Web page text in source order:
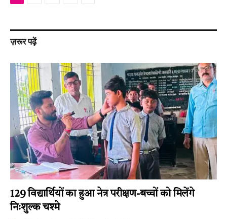
ज़रूर पढ़ें
129 विद्यार्थियों का हुआ नेत्र परीक्षण-बच्चों को मिलेंगे
निःशुल्क चश्मे